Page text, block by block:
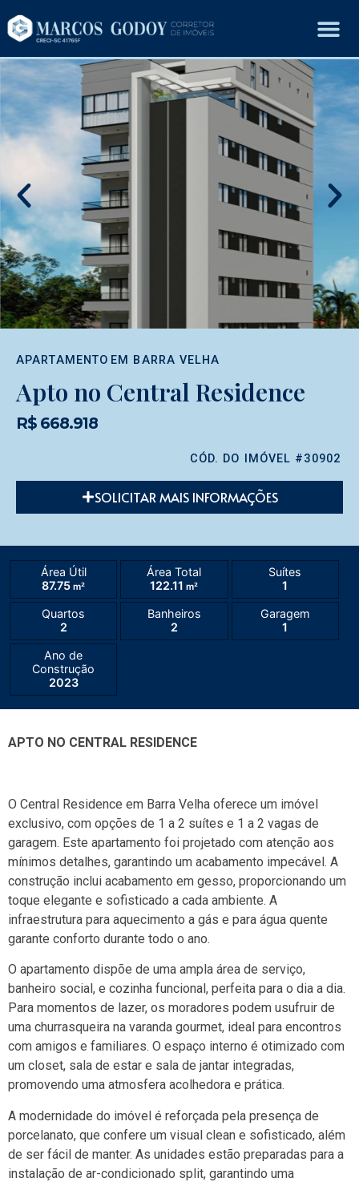
APARTAMENTO EM BARRA VELHA
Apto no Central Residence
R$ 668.918
CÓD. DO IMÓVEL #30902
SOLICITAR MAIS INFORMAÇÕES
Área Útil
87.75 m²
Área Total
122.11 m²
Suítes
1
Quartos
2
Banheiros
2
Garagem
1
Ano de
Construção
2023
APTO NO CENTRAL RESIDENCE
O Central Residence em Barra Velha oferece um imóvel
exclusivo, com opções de 1 a 2 suítes e 1 a 2 vagas de
garagem. Este apartamento foi projetado com atenção aos
mínimos detalhes, garantindo um acabamento impecável. A
construção inclui acabamento em gesso, proporcionando um
toque elegante e sofisticado a cada ambiente. A
infraestrutura para aquecimento a gás e para água quente
garante conforto durante todo o ano.
O apartamento dispõe de uma ampla área de serviço,
banheiro social, e cozinha funcional, perfeita para o dia a dia.
Para momentos de lazer, os moradores podem usufruir de
uma churrasqueira na varanda gourmet, ideal para encontros
com amigos e familiares. O espaço interno é otimizado com
um closet, sala de estar e sala de jantar integradas,
promovendo uma atmosfera acolhedora e prática.
A modernidade do imóvel é reforçada pela presença de
porcelanato, que confere um visual clean e sofisticado, além
de ser fácil de manter. As unidades estão preparadas para a
instalação de ar-condicionado split, garantindo uma